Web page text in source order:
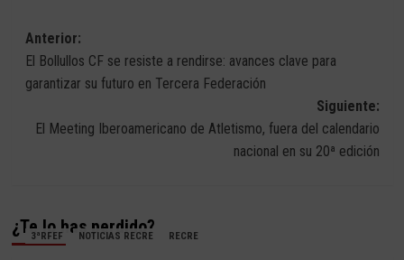
Navegación
de
entradas
Anterior:
El Bollullos CF se resiste a rendirse: avances clave para
garantizar su futuro en Tercera Federación
Siguiente:
El Meeting Iberoamericano de Atletismo, fuera del calendario
nacional en su 20ª edición
¿Te lo has perdido?
3ªRFEF NOTICIAS RECRE RECRE